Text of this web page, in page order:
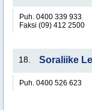
Puh. 0400 339 933
Faksi (09) 412 2500
18. Soraliike
Puh. 0400 526 623